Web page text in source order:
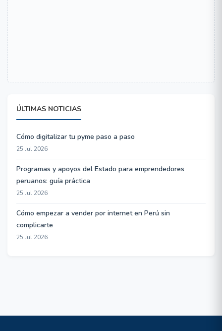
ÚLTIMAS NOTICIAS
Cómo digitalizar tu pyme paso a paso
25 Jul 2026
Programas y apoyos del Estado para emprendedores
peruanos: guía práctica
25 Jul 2026
Cómo empezar a vender por internet en Perú sin
complicarte
25 Jul 2026